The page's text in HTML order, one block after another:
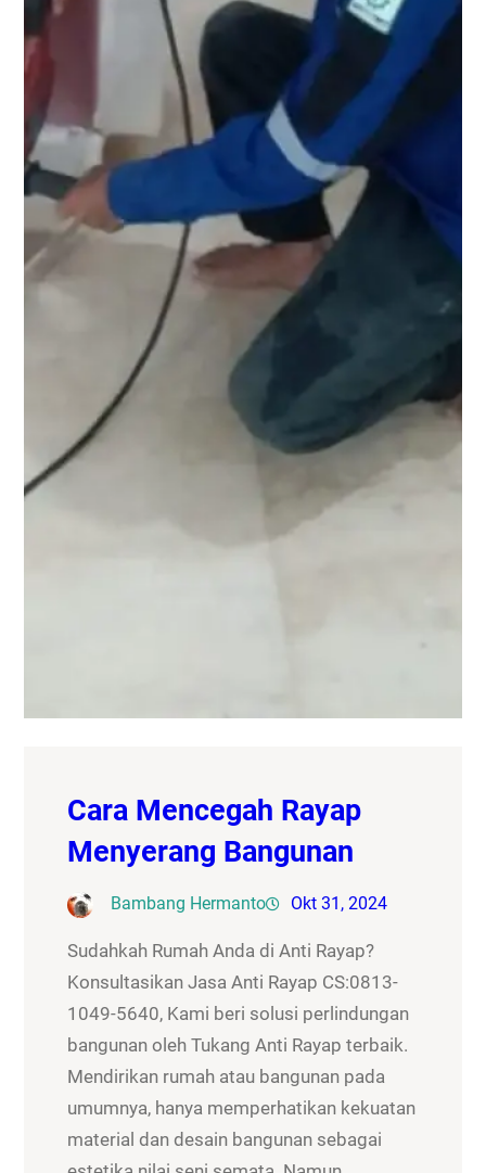
Cara Mencegah Rayap
Menyerang Bangunan
Bambang Hermanto Okt 31, 2024
Sudahkah Rumah Anda di Anti Rayap?
Konsultasikan Jasa Anti Rayap CS:0813-
1049-5640, Kami beri solusi perlindungan
bangunan oleh Tukang Anti Rayap terbaik.
Mendirikan rumah atau bangunan pada
umumnya, hanya memperhatikan kekuatan
material dan desain bangunan sebagai